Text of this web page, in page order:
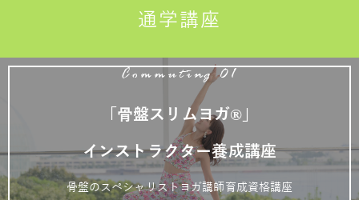
通学講座
Commuting 01
「骨盤スリムヨガ®」
インストラクター養成講座
骨盤のスペシャリストヨガ講師育成資格講座